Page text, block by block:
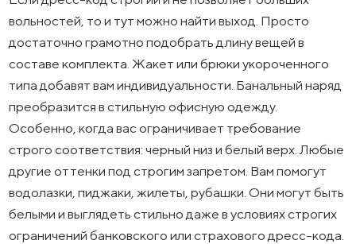
вольностей, то и тут можно найти выход. Просто
достаточно грамотно подобрать длину вещей в
составе комплекта. Жакет или брюки укороченного
типа добавят вам индивидуальности. Банальный наряд
преобразится в стильную офисную одежду.
Особенно, когда вас ограничивает требование
строго соответствия: черный низ и белый верх. Любые
другие оттенки под строгим запретом. Вам помогут
водолазки, пиджаки, жилеты, рубашки. Они могут быть
белыми и выглядеть стильно даже в условиях строгих
ограничений банковского или страхового дресс-кода.